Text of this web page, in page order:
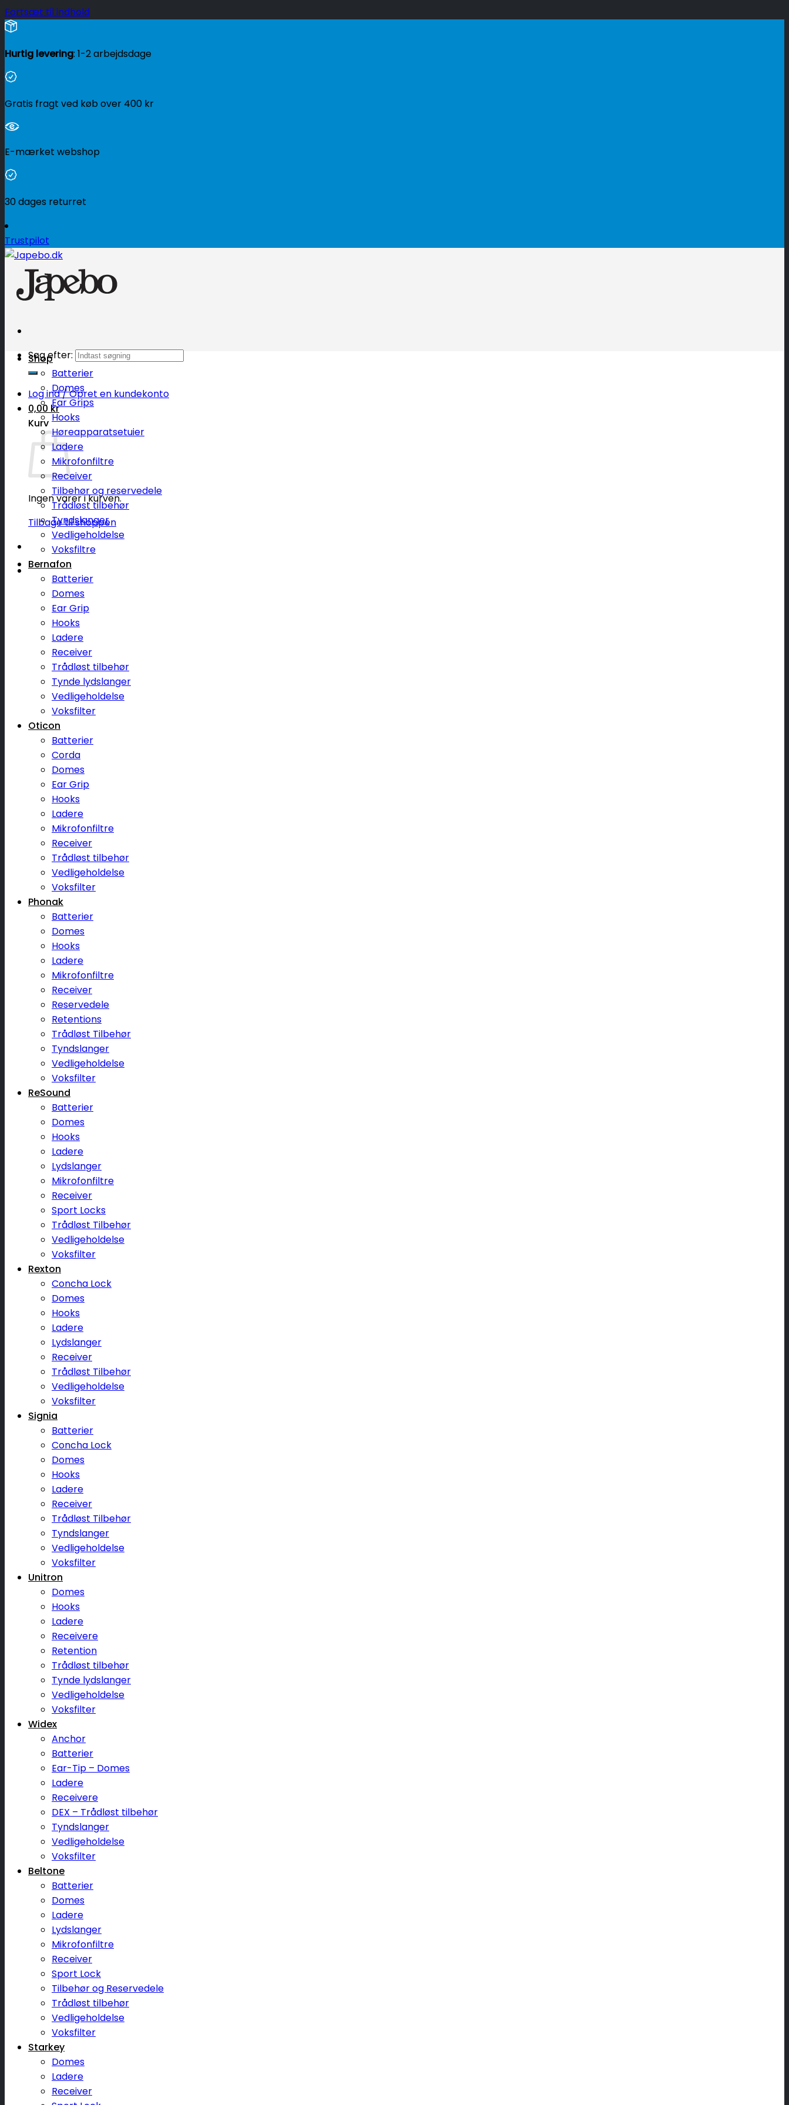
Fortsæt til indhold
Hurtig levering: 1-2 arbejdsdage
Gratis fragt ved køb over 400 kr
E-mærket webshop
30 dages returret
Trustpilot
Søg efter:
Log ind / Opret en kundekonto
0,00 kr
Kurv
Ingen varer i kurven.
Tilbage til shoppen
Shop
Batterier
Domes
Ear Grips
Hooks
Høreapparatsetuier
Ladere
Mikrofonfiltre
Receiver
Tilbehør og reservedele
Trådløst tilbehør
Tyndslanger
Vedligeholdelse
Voksfiltre
Bernafon
Batterier
Domes
Ear Grip
Hooks
Ladere
Receiver
Trådløst tilbehør
Tynde lydslanger
Vedligeholdelse
Voksfilter
Oticon
Batterier
Corda
Domes
Ear Grip
Hooks
Ladere
Mikrofonfiltre
Receiver
Trådløst tilbehør
Vedligeholdelse
Voksfilter
Phonak
Batterier
Domes
Hooks
Ladere
Mikrofonfiltre
Receiver
Reservedele
Retentions
Trådløst Tilbehør
Tyndslanger
Vedligeholdelse
Voksfilter
ReSound
Batterier
Domes
Hooks
Ladere
Lydslanger
Mikrofonfiltre
Receiver
Sport Locks
Trådløst Tilbehør
Vedligeholdelse
Voksfilter
Rexton
Concha Lock
Domes
Hooks
Ladere
Lydslanger
Receiver
Trådløst Tilbehør
Vedligeholdelse
Voksfilter
Signia
Batterier
Concha Lock
Domes
Hooks
Ladere
Receiver
Trådløst Tilbehør
Tyndslanger
Vedligeholdelse
Voksfilter
Unitron
Domes
Hooks
Ladere
Receivere
Retention
Trådløst tilbehør
Tynde lydslanger
Vedligeholdelse
Voksfilter
Widex
Anchor
Batterier
Ear-Tip – Domes
Ladere
Receivere
DEX – Trådløst tilbehør
Tyndslanger
Vedligeholdelse
Voksfilter
Beltone
Batterier
Domes
Ladere
Lydslanger
Mikrofonfiltre
Receiver
Sport Lock
Tilbehør og Reservedele
Trådløst tilbehør
Vedligeholdelse
Voksfilter
Starkey
Domes
Ladere
Receiver